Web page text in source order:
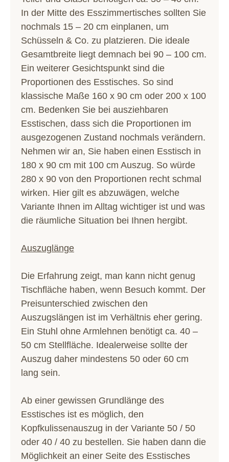
In der Mitte des Esszimmertisches sollten Sie
nochmals 15 – 20 cm einplanen, um
Schüsseln & Co. zu platzieren. Die ideale
Gesamtbreite liegt demnach bei 90 – 100 cm.
Ein weiterer Gesichtspunkt sind die
Proportionen des Esstisches. So sind
klassische Maße 160 x 90 cm oder 200 x 100
cm. Bedenken Sie bei ausziehbaren
Esstischen, dass sich die Proportionen im
ausgezogenen Zustand nochmals verändern.
Nehmen wir an, Sie haben einen Esstisch in
180 x 90 cm mit 100 cm Auszug. So würde
280 x 90 von den Proportionen recht schmal
wirken. Hier gilt es abzuwägen, welche
Variante Ihnen im Alltag wichtiger ist und was
die räumliche Situation bei Ihnen hergibt.
Auszuglänge
Die Erfahrung zeigt, man kann nicht genug
Tischfläche haben, wenn Besuch kommt. Der
Preisunterschied zwischen den
Auszugslängen ist im Verhältnis eher gering.
Ein Stuhl ohne Armlehnen benötigt ca. 40 –
50 cm Stellfläche. Idealerweise sollte der
Auszug daher mindestens 50 oder 60 cm
lang sein.
Ab einer gewissen Grundlänge des
Esstisches ist es möglich, den
Kopfkulissenauszug in der Variante 50 / 50
oder 40 / 40 zu bestellen. Sie haben dann die
Möglichkeit an einer Seite des Esstisches